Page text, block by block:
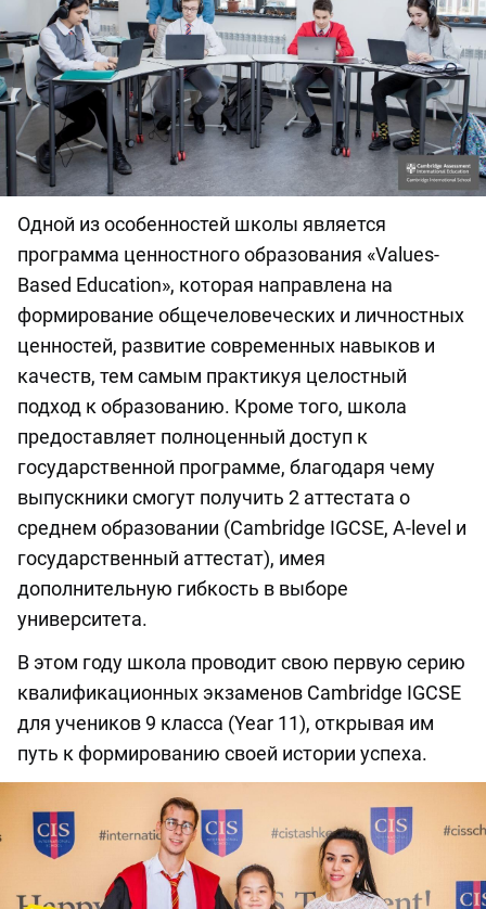
Одной из особенностей школы является
программа ценностного образования «Values-
Based Education», которая направлена на
формирование общечеловеческих и личностных
ценностей, развитие современных навыков и
качеств, тем самым практикуя целостный
подход к образованию. Кроме того, школа
предоставляет полноценный доступ к
государственной программе, благодаря чему
выпускники смогут получить 2 аттестата о
среднем образовании (Cambridge IGCSE, A-level и
государственный аттестат), имея
дополнительную гибкость в выборе
университета.
В этом году школа проводит свою первую серию
квалификационных экзаменов Cambridge IGCSE
для учеников 9 класса (Year 11), открывая им
путь к формированию своей истории успеха.